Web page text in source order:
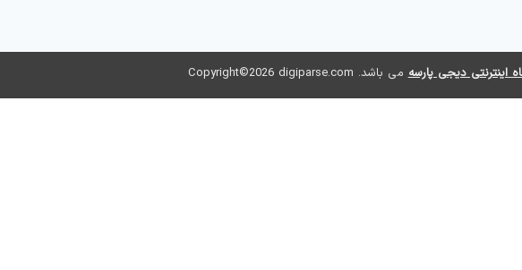
اینترنتی دیجی پارسه می باشد. Copyright©2026 digiparse.com